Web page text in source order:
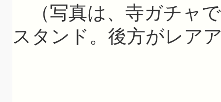
（写真は、寺ガチャ
スタンド。後方がレア